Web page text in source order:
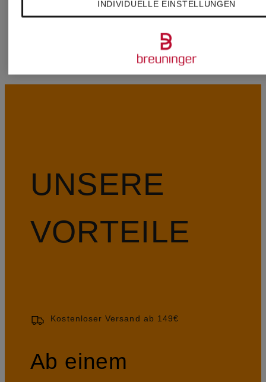
LEISURE
UNSERE
VORTEILE
Kostenloser Versand ab 149€
Ab einem
INDIVIDUELLE EINSTELLUNGEN